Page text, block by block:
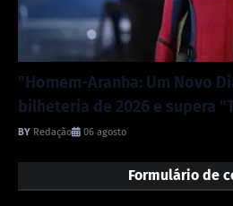
"Homem-Aranha: Um Novo
bilheteria de 2026 e supera
Redação 06 agosto
Formulário de